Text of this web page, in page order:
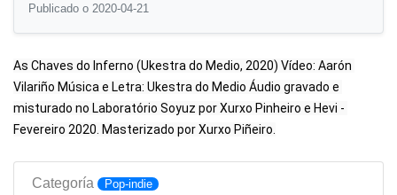
Publicado o 2020-04-21
As Chaves do Inferno (Ukestra do Medio, 2020) Vídeo: Aarón
Vilariño Música e Letra: Ukestra do Medio Áudio gravado e
misturado no Laboratório Soyuz por Xurxo Pinheiro e Hevi -
Fevereiro 2020. Masterizado por Xurxo Piñeiro.
Categoría Pop-indie